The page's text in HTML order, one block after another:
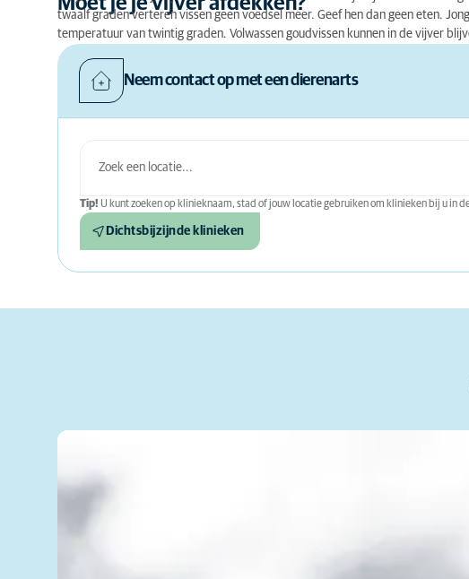
twaalf graden verteren vissen geen voedsel meer. Geef hen dan geen eten.
temperatuur van twintig graden. Volwassen goudvissen kunnen in de vijver
Neem contact op met een dierenarts
Tip! U kunt zoeken op klinieknaam, stad of jouw locatie gebruiken om klinieken bij u in
Dichtsbijzijnde klinieken